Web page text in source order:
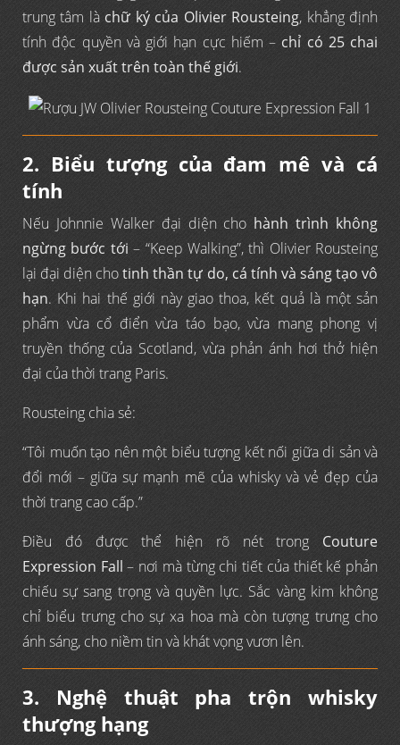
trung tâm làchữ ký của Olivier Rousteing, khẳng định
tính độc quyền và giới hạn cực hiếm – chỉ có 25 chai
được sản xuất trên toàn thế giới.
2. Biểu tượng của đam mê và cá
tính
Nếu Johnnie Walker đại diện cho hành trình không
ngừng bước tới – “Keep Walking”, thì Olivier Rousteing
lại đại diện chotinh thần tự do, cá tính và sáng tạo vô
hạn. Khi hai thế giới này giao thoa, kết quả là một sản
phẩm vừa cổ điển vừa táo bạo, vừa mang phong vị
truyền thống của Scotland, vừa phản ánh hơi thở hiện
đại của thời trang Paris.
Rousteing chia sẻ:
“Tôi muốn tạo nên một biểu tượng kết nối giữa di sản và
đổi mới – giữa sự mạnh mẽ của whisky và vẻ đẹp của
thời trang cao cấp.”
Điều đó được thể hiện rõ nét trong Couture
Expression Fall – nơi mà từng chi tiết của thiết kế phản
chiếu sự sang trọng và quyền lực. Sắc vàng kim không
chỉ biểu trưng cho sự xa hoa mà còn tượng trưng cho
ánh sáng, cho niềm tin và khát vọng vươn lên.
3. Nghệ thuật pha trộn whisky
thượng hạng